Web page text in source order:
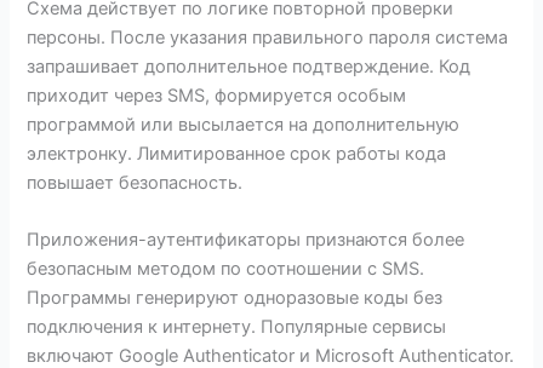
Схема действует по логике повторной проверки
персоны. После указания правильного пароля система
запрашивает дополнительное подтверждение. Код
приходит через SMS, формируется особым
программой или высылается на дополнительную
электронку. Лимитированное срок работы кода
повышает безопасность.
Приложения-аутентификаторы признаются более
безопасным методом по соотношении с SMS.
Программы генерируют одноразовые коды без
подключения к интернету. Популярные сервисы
включают Google Authenticator и Microsoft Authenticator.